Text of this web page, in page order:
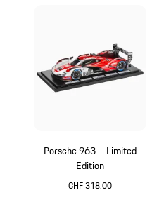
Porsche 963 – Limited
Edition
CHF 318.00